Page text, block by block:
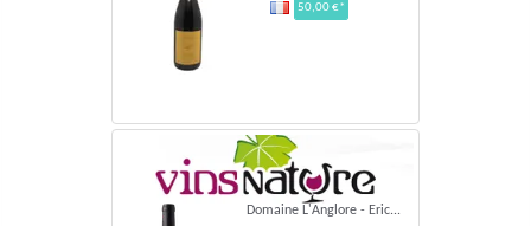
50,00 €*
Domaine L'Anglore - Eric...